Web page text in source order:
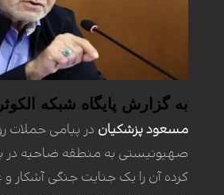
به گزارش پایگاه شبکه الکوثر
مسعود پزشکیان در پیامی حملات
صهیونیستی به منطقه ضاحیه در
کرده آن را یک جنایت جنگی آشکار و